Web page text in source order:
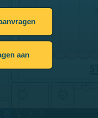
aan